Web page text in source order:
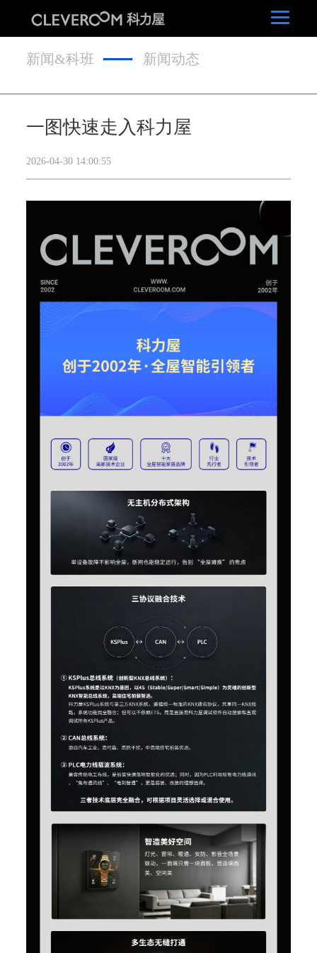
新闻&科班 新闻动态
一图快速走入科力屋
2026-04-30 14:00:55